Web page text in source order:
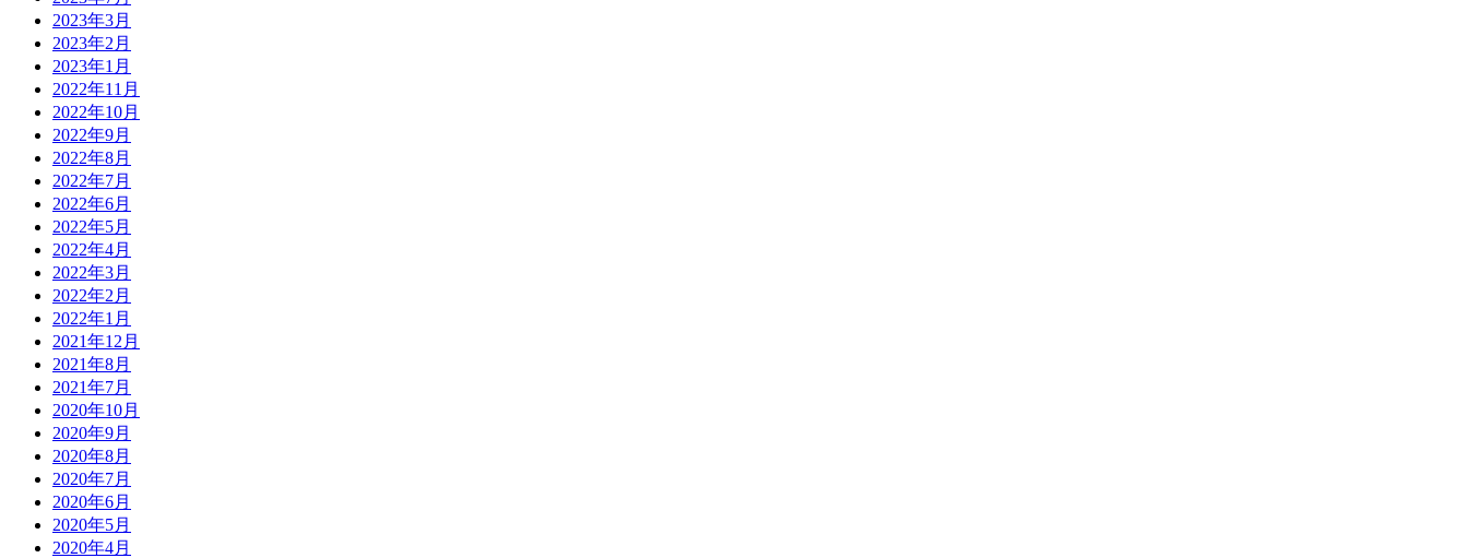
2023年3月
2023年2月
2023年1月
2022年11月
2022年10月
2022年9月
2022年8月
2022年7月
2022年6月
2022年5月
2022年4月
2022年3月
2022年2月
2022年1月
2021年12月
2021年8月
2021年7月
2020年10月
2020年9月
2020年8月
2020年7月
2020年6月
2020年5月
2020年4月